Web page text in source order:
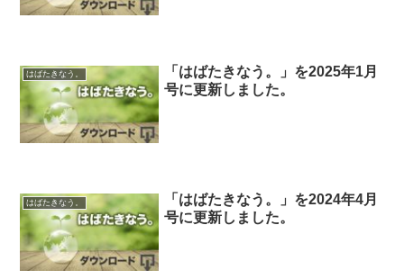
はばたきなう。
「はばたきなう。」を2025年1月
号に更新しました。
はばたきなう。
「はばたきなう。」を2024年4月
号に更新しました。